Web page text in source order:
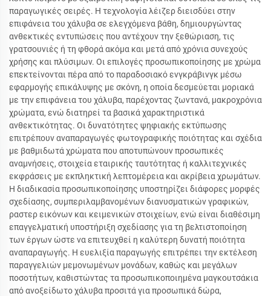
παραγωγικές σειρές. Η τεχνολογία λέιζερ διεισδύει στην
επιφάνεια του χάλυβα σε ελεγχόμενα βάθη, δημιουργώντας
ανθεκτικές εντυπώσεις που αντέχουν την ξεθώριαση, τις
γρατσουνιές ή τη φθορά ακόμα και μετά από χρόνια συνεχούς
χρήσης και πλύσιμων. Οι επιλογές προσωπικοποίησης με χρώμα
επεκτείνονται πέρα από το παραδοσιακό ενγκράβινγκ μέσω
εφαρμογής επικάλυψης με σκόνη, η οποία δεσμεύεται μοριακά
με την επιφάνεια του χάλυβα, παρέχοντας ζωντανά, μακροχρόνια
χρώματα, ενώ διατηρεί τα βασικά χαρακτηριστικά
ανθεκτικότητας. Οι δυνατότητες ψηφιακής εκτύπωσης
επιτρέπουν αναπαραγωγές φωτογραφικής ποιότητας και σχέδια
με βαθμιδωτά χρώματα που αποτυπώνουν προσωπικές
αναμνήσεις, στοιχεία εταιρικής ταυτότητας ή καλλιτεχνικές
εκφράσεις με εκπληκτική λεπτομέρεια και ακρίβεια χρωμάτων.
Η διαδικασία προσωπικοποίησης υποστηρίζει διάφορες μορφές
σχεδίασης, συμπεριλαμβανομένων διανυσματικών γραφικών,
ραστερ εικόνων και κειμενικών στοιχείων, ενώ είναι διαθέσιμη
επαγγελματική υποστήριξη σχεδίασης για τη βελτιστοποίηση
των έργων ώστε να επιτευχθεί η καλύτερη δυνατή ποιότητα
αναπαραγωγής. Η ευελιξία παραγωγής επιτρέπει την εκτέλεση
παραγγελιών μεμονωμένων μονάδων, καθώς και μεγάλων
ποσοτήτων, καθιστώντας τα προσωπικοποιημένα μαγκουτσάκια
από ανοξείδωτο χάλυβα προσιτά για προσωπικά δώρα,